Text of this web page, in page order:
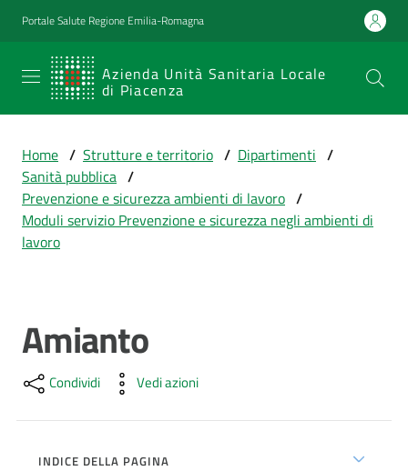
Vai al contenuto
Vai alla navigazione
Vai al footer
Portale Salute Regione Emilia-Romagna
Azienda Unità Sanitaria Locale
di Piacenza
SERVIZIO
SANITARIO
Emilia-
Romagna
Azienda Unità
Sanitaria Locale
di Piacenza
Prestazioni
e
percorsi
di
cura
Home / Strutture e territorio / Dipartimenti /
Sanità pubblica /
Prevenzione e sicurezza ambienti di lavoro /
Moduli servizio Prevenzione e sicurezza negli ambienti di
lavoro
Salta al contenuto
Amianto
Condividi Vedi azioni
INDICE DELLA PAGINA